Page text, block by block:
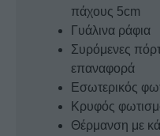
πάχους 5cm
Γυάλινα ράφια
Συρόμενες
επαναφορά
Εσωτερικός
Κρυφός
Θέρμανση με